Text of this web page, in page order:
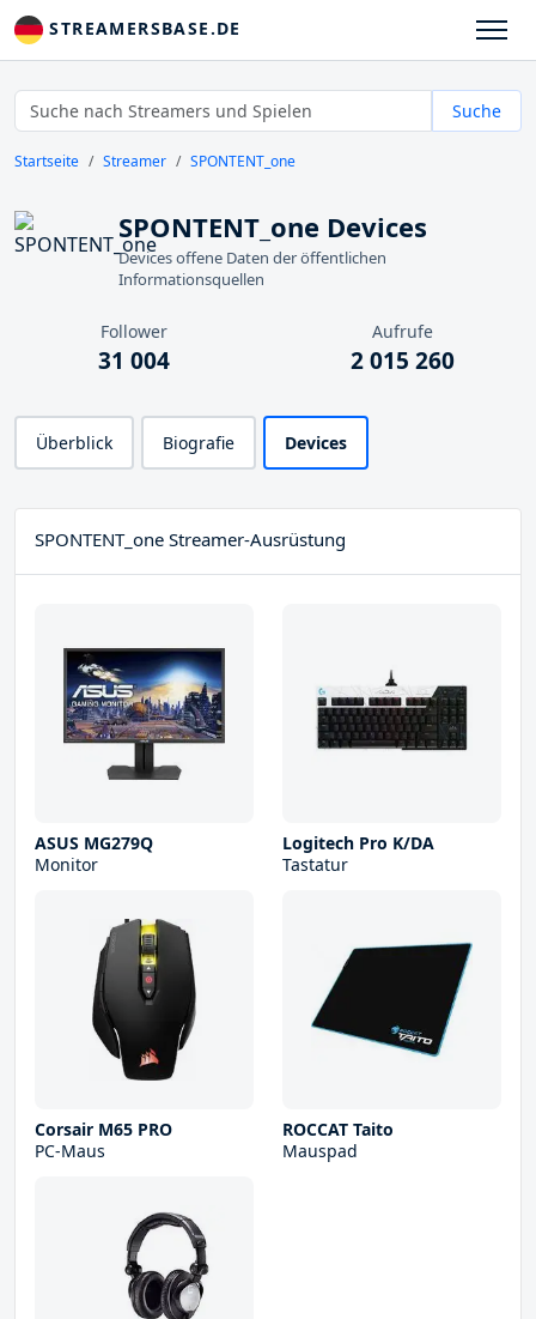
STREAMERSBASE.DE
Suche
Startseite Streamer SPONTENT_one
SPONTENT_one Devices
Devices offene Daten der öffentlichen
Informationsquellen
Follower
31 004
Aufrufe
2 015 260
Überblick Biografie Devices
SPONTENT_one Streamer-Ausrüstung
ASUS MG279Q
Monitor
Logitech Pro K/DA
Tastatur
Corsair M65 PRO
PC-Maus
ROCCAT Taito
Mauspad